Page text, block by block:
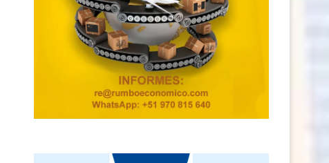
La apuesta de Cemento Yura por la
Claves para presentar